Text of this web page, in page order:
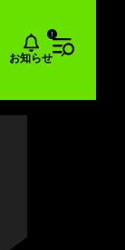
お知らせ